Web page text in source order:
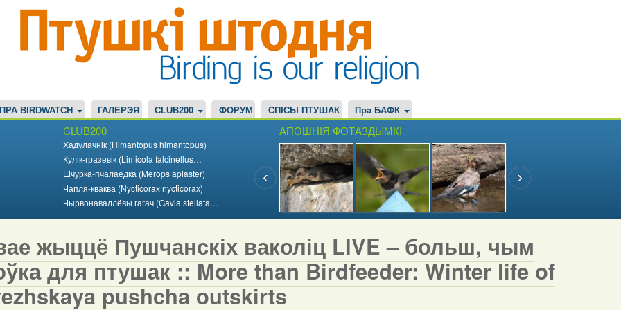
ПРА BIRDWATCH ГАЛЕРЭЯ CLUB200 ФОРУМ СПІСЫ ПТУШАК Пра БАФК
CLUB200
Хадулачнік (Himantopus himantopus)
Кулік-гразевік (Limicola falcinellus…
Шчурка-пчалаедка (Merops apiaster)
Чапля-кваква (Nycticorax nycticorax)
Чырвонаваллёвы гагач (Gavia stellata…
АПОШНІЯ ФОТАЗДЫМКІ
жыццё Пушчанскіх ваколіц LIVE – больш, чым
для птушак :: More than Birdfeeder: Winter life of
pushcha outskirts